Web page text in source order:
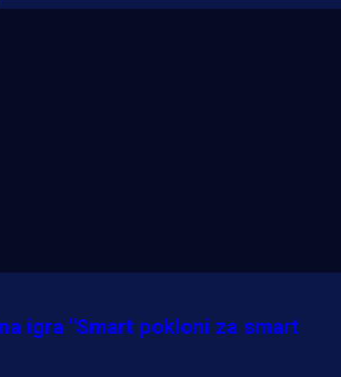
igra "Smart pokloni za smart